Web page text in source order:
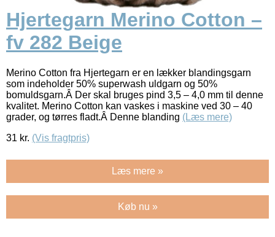
Hjertegarn Merino Cotton –
fv 282 Beige
Merino Cotton fra Hjertegarn er en lækker blandingsgarn
som indeholder 50% superwash uldgarn og 50%
bomuldsgarn.Â Der skal bruges pind 3,5 – 4,0 mm til denne
kvalitet. Merino Cotton kan vaskes i maskine ved 30 – 40
grader, og tørres fladt.Â Denne blanding (Læs mere)
31 kr. (Vis fragtpris)
Læs mere »
Køb nu »